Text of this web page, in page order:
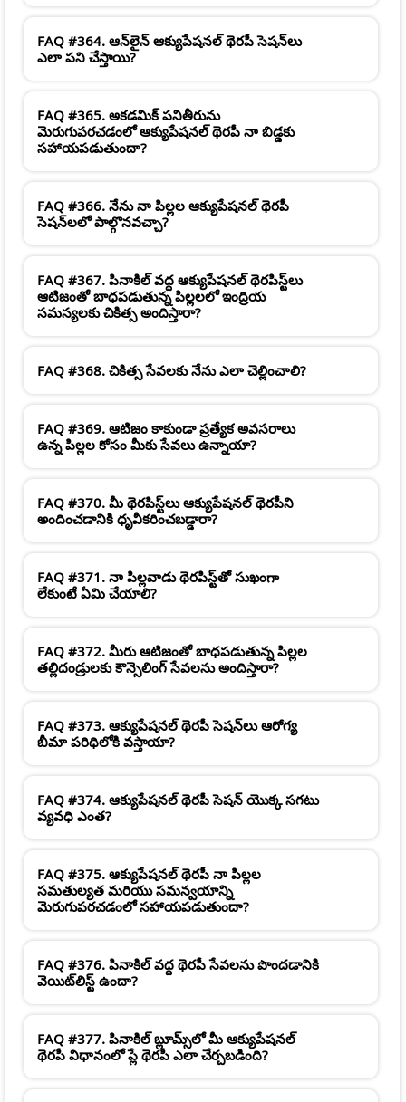
FAQ #364. ఆన్‌లైన్ ఆక్యుపేషనల్ థెరపీ సెషన్‌లు
ఎలా పని చేస్తాయి?
FAQ #365. అకడమిక్ పనితీరును
మెరుగుపరచడంలో ఆక్యుపేషనల్ థెరపీ నా బిడ్డకు
సహాయపడుతుందా?
FAQ #366. నేను నా పిల్లల ఆక్యుపేషనల్ థెరపీ
సెషన్‌లలో పాల్గొనవచ్చా?
FAQ #367. పినాకిల్ వద్ద ఆక్యుపేషనల్ థెరపిస్ట్‌లు
ఆటిజంతో బాధపడుతున్న పిల్లలలో ఇంద్రియ
సమస్యలకు చికిత్స అందిస్తారా?
FAQ #368. చికిత్స సేవలకు నేను ఎలా చెల్లించాలి?
FAQ #369. ఆటిజం కాకుండా ప్రత్యేక అవసరాలు
ఉన్న పిల్లల కోసం మీకు సేవలు ఉన్నాయా?
FAQ #370. మీ థెరపిస్ట్‌లు ఆక్యుపేషనల్ థెరపీని
అందించడానికి ధృవీకరించబడ్డారా?
FAQ #371. నా పిల్లవాడు థెరపిస్ట్‌తో సుఖంగా
లేకుంటే ఏమి చేయాలి?
FAQ #372. మీరు ఆటిజంతో బాధపడుతున్న పిల్లల
తల్లిదండ్రులకు కౌన్సెలింగ్ సేవలను అందిస్తారా?
FAQ #373. ఆక్యుపేషనల్ థెరపీ సెషన్‌లు ఆరోగ్య
బీమా పరిధిలోకి వస్తాయా?
FAQ #374. ఆక్యుపేషనల్ థెరపీ సెషన్ యొక్క సగటు
వ్యవధి ఎంత?
FAQ #375. ఆక్యుపేషనల్ థెరపీ నా పిల్లల
సమతుల్యత మరియు సమన్వయాన్ని
మెరుగుపరచడంలో సహాయపడుతుందా?
FAQ #376. పినాకిల్ వద్ద థెరపీ సేవలను పొందడానికి
వెయిట్‌లిస్ట్ ఉందా?
FAQ #377. పినాకిల్ బ్లూమ్స్‌లో మీ ఆక్యుపేషనల్
థెరపీ విధానంలో ప్లే థెరపీ ఎలా చేర్చబడింది?